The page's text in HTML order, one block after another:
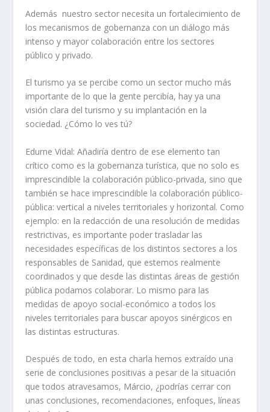
Además nuestro sector necesita un fortalecimiento de
los mecanismos de gobernanza con un diálogo más
intenso y mayor colaboración entre los sectores
público y privado.
El turismo ya se percibe como un sector mucho más
importante de lo que la gente percibía, hay ya una
visión clara del turismo y su implantación en la
sociedad. ¿Cómo lo ves tú?
Edurne Vidal:Añadiría dentro de ese elemento tan
crítico como es la gobernanza turística, que no solo es
imprescindible la colaboración público-privada, sino que
también se hace imprescindible la colaboración público-
pública: vertical a niveles territoriales y horizontal. Como
ejemplo: en la redacción de una resolución de medidas
restrictivas, es importante poder trasladar las
necesidades específicas de los distintos sectores a los
responsables de Sanidad, que estemos realmente
coordinados y que desde las distintas áreas de gestión
pública podamos colaborar. Lo mismo para las
medidas de apoyo social-económico a todos los
niveles territoriales para buscar apoyos sinérgicos en
las distintas estructuras.
Después de todo, en esta charla hemos extraído una
serie de conclusiones positivas a pesar de la situación
que todos atravesamos, Márcio, ¿podrías cerrar con
unas conclusiones, recomendaciones, enfoques, líneas